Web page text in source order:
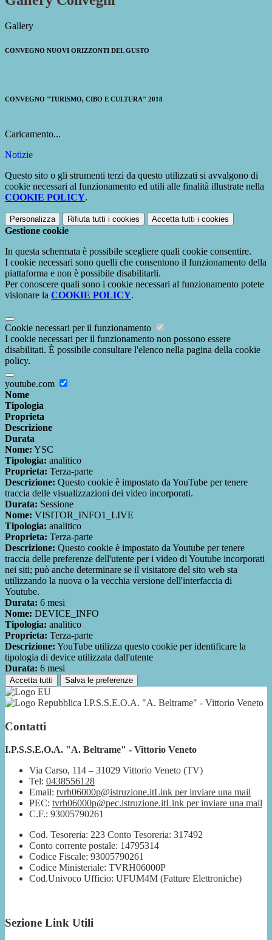
Gallery
CONVEGNO NUOVI ORIZZONTI DEL GUSTO
CONVEGNO "TURISMO, CIBO E CULTURA" 2018
Caricamento...
Notizie
Questo sito o gli strumenti terzi da questo utilizzati si avvalgono di
cookie necessari al funzionamento ed utili alle finalità illustrate nella
COOKIE POLICY.
Personalizza Rifiuta tutti i cookies Accetta tutti i cookies
Gestione cookie
In questa schermata è possibile scegliere quali cookie consentire.
I cookie necessari sono quelli che consentono il funzionamento della
piattaforma e non è possibile disabilitarli.
Per conoscere quali sono i cookie necessari al funzionamento potete
visionare la COOKIE POLICY.
Cookie necessari per il funzionamento
I cookie necessari per il funzionamento non possono essere
disabilitati. È possibile consultare l'elenco nella pagina della cookie
policy.
youtube.com
Nome
Tipologia
Proprieta
Descrizione
Durata
Nome: YSC
Tipologia: analitico
Proprieta: Terza-parte
Descrizione: Questo cookie è impostato da YouTube per tenere
traccia delle visualizzazioni dei video incorporati.
Durata: Sessione
Nome: VISITOR_INFO1_LIVE
Tipologia: analitico
Proprieta: Terza-parte
Descrizione: Questo cookie è impostato da Youtube per tenere
traccia delle preferenze dell'utente per i video di Youtube incorporati
nei siti; può anche determinare se il visitatore del sito web sta
utilizzando la nuova o la vecchia versione dell'interfaccia di
Youtube.
Durata: 6 mesi
Nome: DEVICE_INFO
Tipologia: analitico
Proprieta: Terza-parte
Descrizione: YouTube utilizza questo cookie per identificare la
tipologia di device utilizzata dall'utente
Durata: 6 mesi
Accetta tutti Salva le preferenze
I.P.S.S.E.O.A. "A. Beltrame" - Vittorio Veneto
Contatti
I.P.S.S.E.O.A. "A. Beltrame" - Vittorio Veneto
Via Carso, 114 – 31029 Vittorio Veneto (TV)
Tel: 0438556128
Email: tvrh06000p@istruzione.itLink per inviare una mail
PEC: tvrh06000p@pec.istruzione.itLink per inviare una mail
C.F.: 93005790261
Cod. Tesoreria: 223 Conto Tesoreria: 317492
Conto corrente postale: 14795314
Codice Fiscale: 93005790261
Codice Ministeriale: TVRH06000P
Cod.Univoco Ufficio: UFUM4M (Fatture Elettroniche)
Sezione Link Utili